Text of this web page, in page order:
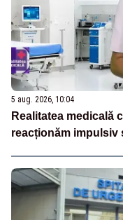
5 aug. 2026, 10:04
Realitatea medicală
reacționăm impulsiv